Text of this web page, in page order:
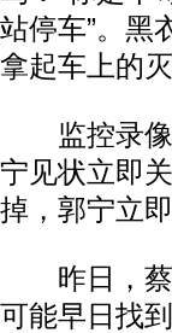
站停车”。黑
拿起车上的
监控录像
宁见状立即
掉，郭宁立
昨日，蔡
可能早日找